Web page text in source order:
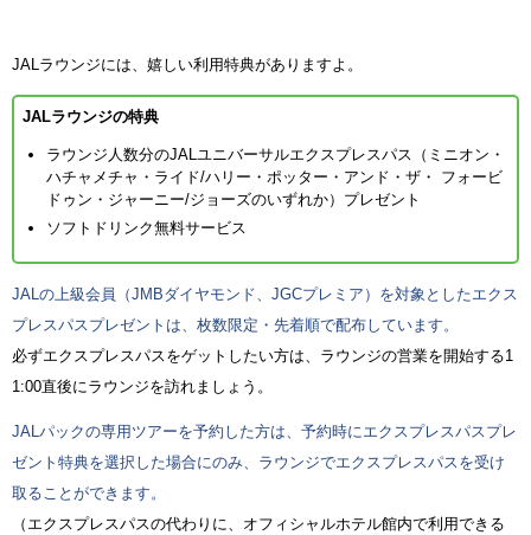
JALラウンジには、嬉しい利用特典がありますよ。
JALラウンジの特典
ラウンジ人数分のJALユニバーサルエクスプレスパス（ミニオン・
ハチャメチャ・ライド/ハリー・ポッター・アンド・ザ・ フォービ
ドゥン・ジャーニー/ジョーズのいずれか）プレゼント
ソフトドリンク無料サービス
JALの上級会員（JMBダイヤモンド、JGCプレミア）を対象としたエクス
プレスパスプレゼントは、枚数限定・先着順で配布しています。
必ずエクスプレスパスをゲットしたい方は、ラウンジの営業を開始する1
1:00直後にラウンジを訪れましょう。
JALパックの専用ツアーを予約した方は、予約時にエクスプレスパスプレ
ゼント特典を選択した場合にのみ、ラウンジでエクスプレスパスを受け
取ることができます。
（エクスプレスパスの代わりに、オフィシャルホテル館内で利用できる